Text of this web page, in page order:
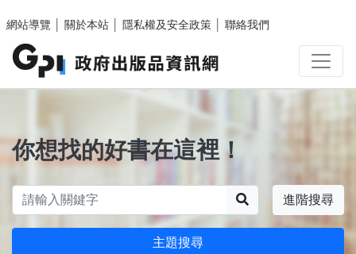
網站導覽
關於本站 隱私權及安全政策 聯絡我們
你想找的好書在這裡！
進階搜尋
主題搜尋